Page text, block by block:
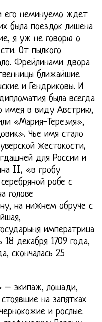
его неминуемо ждет
была поездок лишена
я уж не говорю о
От пылкого
Фрейлинами двора
ближайшие
и Гендриковы. И
была всегда
имея в виду Австрию,
«Мария-Терезия»,
Чье имя стало
жестокости,
для России и
II, «в гробу
робе с
голове
на нижнем обруче с
императрица
18 декабря 1709 года,
скончалась 25
– экипаж, лошади,
на запятках
и рослые.